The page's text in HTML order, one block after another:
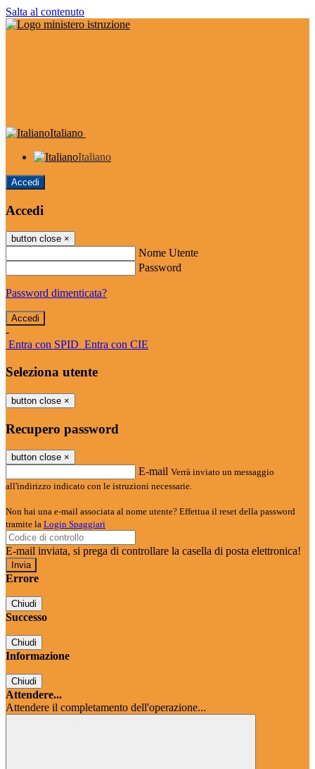
Salta al contenuto
Italiano
Italiano
Accedi
Accedi
button close ×
Nome Utente
Password
Password dimenticata?
-
Entra con SPID Entra con CIE
Seleziona utente
button close ×
Recupero password
button close ×
E-mail Verrà inviato un messaggio
all'indirizzo indicato con le istruzioni necessarie.
Non hai una e-mail associata al nome utente? Effettua il reset della password
tramite la Login Spaggiari
E-mail inviata, si prega di controllare la casella di posta elettronica!
Errore
Chiudi
Successo
Chiudi
Informazione
Chiudi
Attendere...
Attendere il completamento dell'operazione...